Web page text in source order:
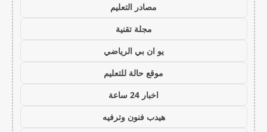
مصادر التعليم
مجلة تقنية
يو ان بي الرياضي
موقع حالة للتعليم
اخبار 24 ساعة
هيدب فنون وترفيه